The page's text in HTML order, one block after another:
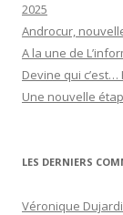
2025
Androcur,
A la une de
Devine qui
Une nouvelle
LES DERNIERS
Véronique